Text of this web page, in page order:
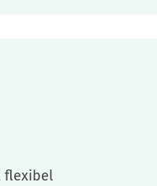
flexibel